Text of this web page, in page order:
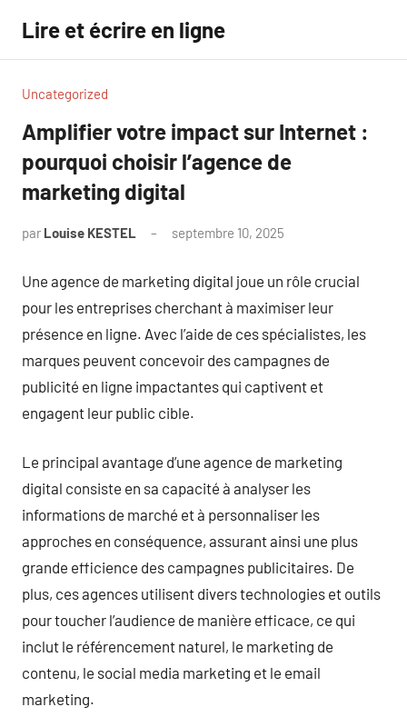
contenu
Lire et écrire en ligne
Uncategorized
Amplifier votre impact sur Internet :
pourquoi choisir l’agence de
marketing digital
par Louise KESTEL septembre 10, 2025
Une agence de marketing digital joue un rôle crucial
pour les entreprises cherchant à maximiser leur
présence en ligne. Avec l’aide de ces spécialistes, les
marques peuvent concevoir des campagnes de
publicité en ligne impactantes qui captivent et
engagent leur public cible.
Le principal avantage d’une agence de marketing
digital consiste en sa capacité à analyser les
informations de marché et à personnaliser les
approches en conséquence, assurant ainsi une plus
grande efficience des campagnes publicitaires. De
plus, ces agences utilisent divers technologies et outils
pour toucher l’audience de manière efficace, ce qui
inclut le référencement naturel, le marketing de
contenu, le social media marketing et le email
marketing.